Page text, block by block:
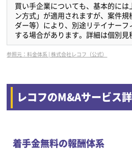
買い手企業についても、基本的に
ン方式」が適用されますが、案件
ダー等）により、別途リテイナー
する場合があります。詳細は個別見
参照元：料金体系 | 株式会社レコフ（公式）
レコフのM&Aサービス
着手金無料の報酬体系